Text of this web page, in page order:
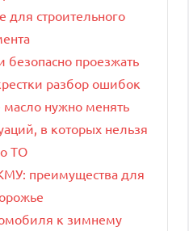
строительного
безопасно проезжать
разбор ошибок
масло нужно менять
в которых нельзя
ТО
преимущества для
к зимнему